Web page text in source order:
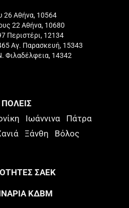
26 Αθήνα, 10564
22 Αθήνα, 10680
Περιστέρι, 12134
Αγ. Παρασκευή, 15343
Φιλαδέλφεια, 14342
ΠΟΛΕΙΣ
Ιωάννινα
Πάτρα
Ξάνθη Βόλος
ΣΑΕΚ
ΚΔΒΜ